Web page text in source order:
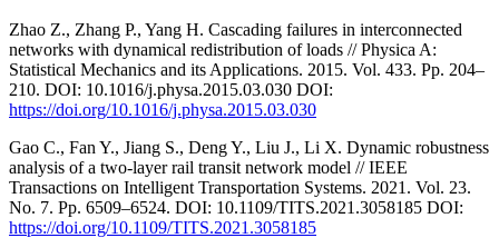
Zhao Z., Zhang P., Yang H. Cascading failures in interconnected
networks with dynamical redistribution of loads // Physica A:
Statistical Mechanics and its Applications. 2015. Vol. 433. Pp. 204–
210. DOI: 10.1016/j.physa.2015.03.030 DOI:
https://doi.org/10.1016/j.physa.2015.03.030
Gao C., Fan Y., Jiang S., Deng Y., Liu J., Li X. Dynamic robustness
analysis of a two-layer rail transit network model // IEEE
Transactions on Intelligent Transportation Systems. 2021. Vol. 23.
Nо. 7. Pp. 6509–6524. DOI: 10.1109/TITS.2021.3058185 DOI:
https://doi.org/10.1109/TITS.2021.3058185